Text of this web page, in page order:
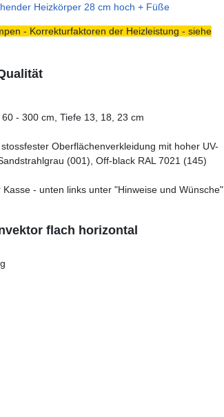
Heizkörper 28 cm hoch + Füße
- Korrekturfaktoren der Heizleistung - siehe
- 300 cm, Tiefe 13, 18, 23 cm
Oberflächenverkleidung mit hoher UV-
(001), Off-black RAL 7021 (145)
- unten links unter "Hinweise und Wünsche"
flach horizontal